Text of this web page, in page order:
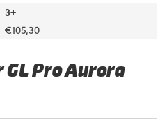
Pro Aurora
3+
€105,30